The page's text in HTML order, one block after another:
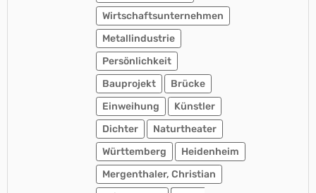
Wirtschaftsunternehmen
Metallindustrie
Persönlichkeit
Bauprojekt
Brücke
Einweihung
Künstler
Dichter
Naturtheater
Württemberg
Heidenheim
Mergenthaler, Christian